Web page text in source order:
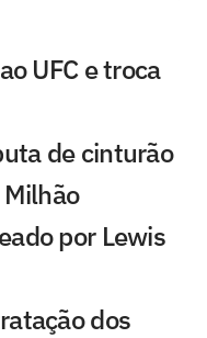
UFC e troca
de cinturão
por Lewis
dos